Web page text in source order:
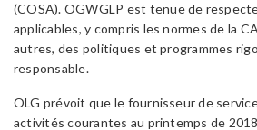
(COSA). OGWGLP est tenue de
applicables, y compris les normes de la
autres, des politiques et programmes
responsable.
OLG prévoit que le fournisseur de
activités courantes au printemps de